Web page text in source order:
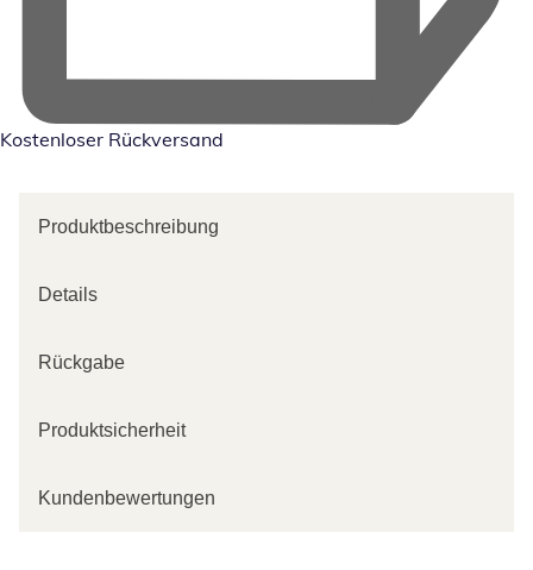
Kostenloser Rückversand
Produktbeschreibung
Details
Rückgabe
Produktsicherheit
Kundenbewertungen